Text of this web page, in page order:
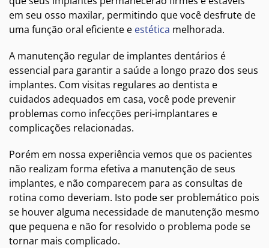
em seu osso maxilar, permitindo que você desfrute de
uma função oral eficiente e estética melhorada.
A manutenção regular de implantes dentários é
essencial para garantir a saúde a longo prazo dos seus
implantes. Com visitas regulares ao dentista e
cuidados adequados em casa, você pode prevenir
problemas como infecções peri-implantares e
complicações relacionadas.
Porém em nossa experiência vemos que os pacientes
não realizam forma efetiva a manutenção de seus
implantes, e não comparecem para as consultas de
rotina como deveriam. Isto pode ser problemático pois
se houver alguma necessidade de manutenção mesmo
que pequena e não for resolvido o problema pode se
tornar mais complicado.